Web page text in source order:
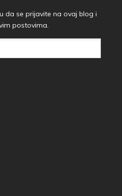
da se prijavite na ovaj blog i
postovima.